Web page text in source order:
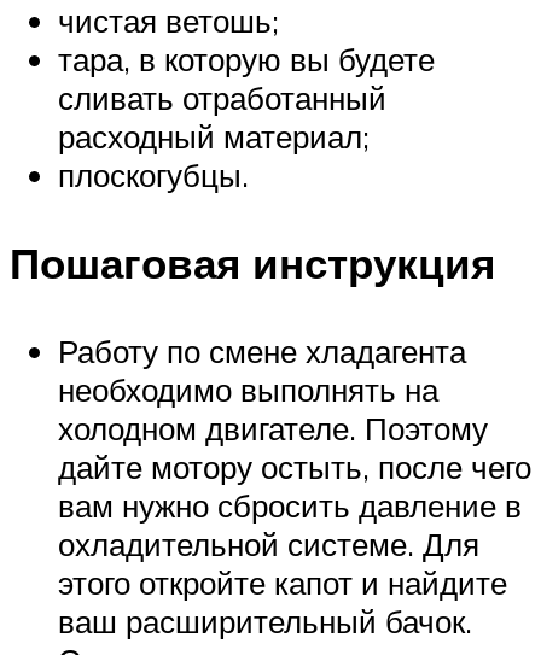
чистая ветошь;
тара, в которую вы будете
сливать отработанный
расходный материал;
плоскогубцы.
Пошаговая инструкция
Работу по смене хладагента
необходимо выполнять на
холодном двигателе. Поэтому
дайте мотору остыть, после чего
вам нужно сбросить давление в
охладительной системе. Для
этого откройте капот и найдите
ваш расширительный бачок.